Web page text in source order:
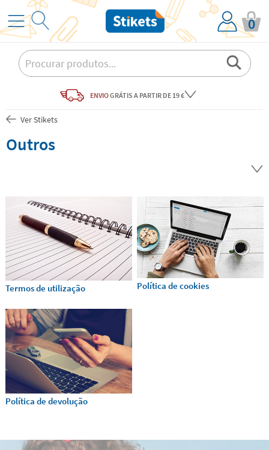
0
ENVIOGRÁTIS A PARTIR DE 19 €
Ver Stikets
Outros
Termos de utilização Política de cookies
Política de devolução